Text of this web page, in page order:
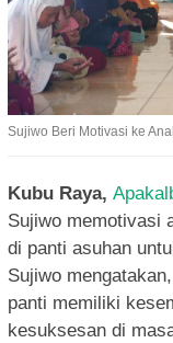
Sujiwo Beri Motivasi ke
Kubu Raya,
Sujiwo memotivasi
di panti asuhan
Sujiwo
panti memiliki
kesuksesan di